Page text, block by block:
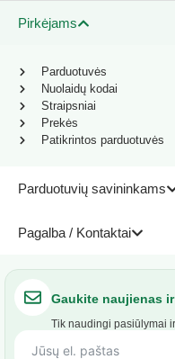
Pirkėjams
Parduotuvių savininkams
Pagalba / Kontaktai
Parduotuvės
Nuolaidų kodai
Straipsniai
Prekės
Patikrintos parduotuvės
Gaukite naujienas
Tik naudingi pasiūlymai